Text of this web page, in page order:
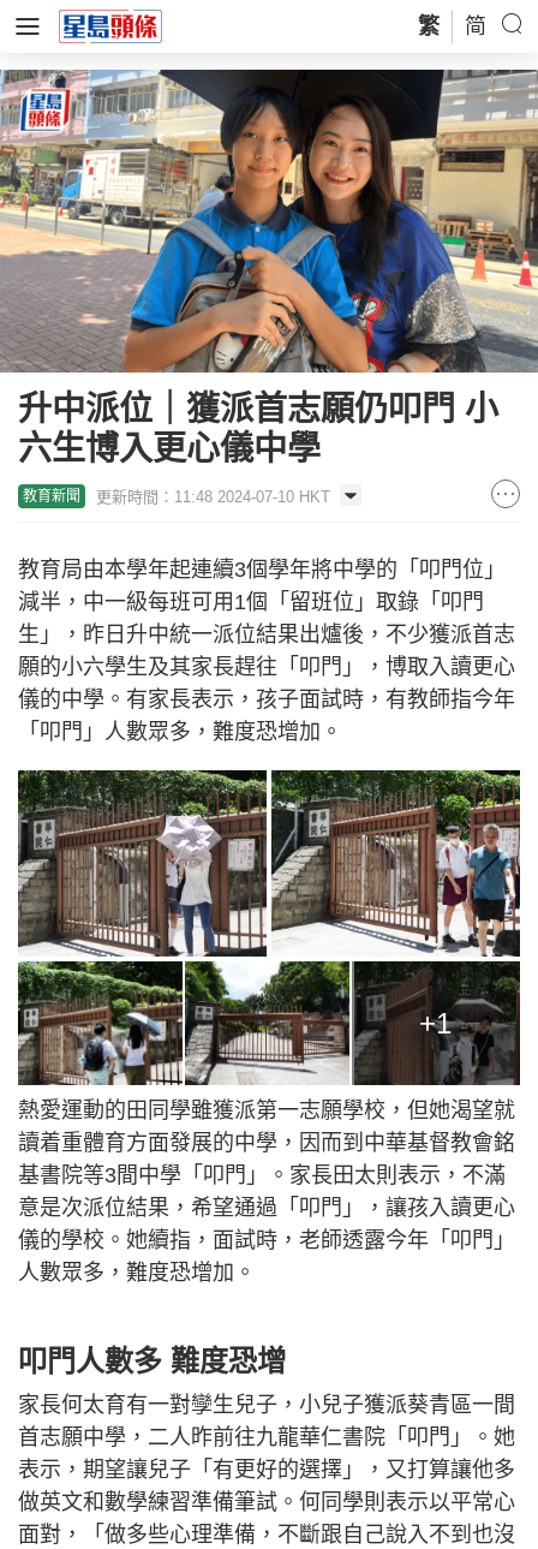
繁 简
升中派位｜獲派首志願仍叩門 小
六生博入更心儀中學
教育新聞 更新時間：11:48 2024-07-10 HKT
教育局由本學年起連續3個學年將中學的「叩門位」
減半，中一級每班可用1個「留班位」取錄「叩門
生」，昨日升中統一派位結果出爐後，不少獲派首志
願的小六學生及其家長趕往「叩門」，博取入讀更心
儀的中學。有家長表示，孩子面試時，有教師指今年
「叩門」人數眾多，難度恐增加。
+1
熱愛運動的田同學雖獲派第一志願學校，但她渴望就
讀着重體育方面發展的中學，因而到中華基督教會銘
基書院等3間中學「叩門」。家長田太則表示，不滿
意是次派位結果，希望通過「叩門」，讓孩入讀更心
儀的學校。她續指，面試時，老師透露今年「叩門」
人數眾多，難度恐增加。
叩門人數多 難度恐增
家長何太育有一對孿生兒子，小兒子獲派葵青區一間
首志願中學，二人昨前往九龍華仁書院「叩門」。她
表示，期望讓兒子「有更好的選擇」，又打算讓他多
做英文和數學練習準備筆試。何同學則表示以平常心
面對，「做多些心理準備，不斷跟自己說入不到也沒